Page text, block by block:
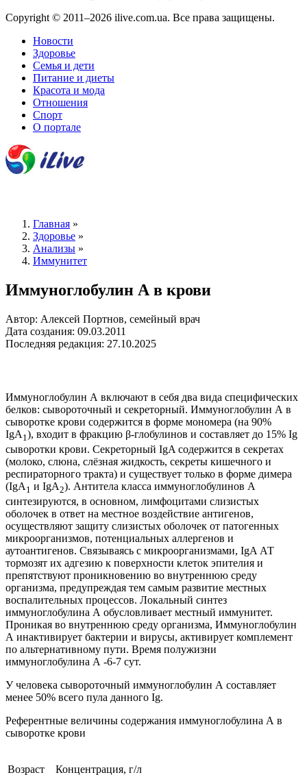
Copyright © 2011–2026 ilive.com.ua. Все права защищены.
Новости
Здоровье
Семья и дети
Питание и диеты
Красота и мода
Отношения
Спорт
О портале
Главная »
Здоровье »
Анализы »
Иммунитет
Иммуноглобулин А в крови
Автор: Алексей Портнов, семейный врач
Дата создания: 09.03.2011
Последняя редакция: 27.10.2025
Иммуноглобулин А включают в себя два вида специфических
белков: сывороточный и секреторный. Иммуноглобулин А в
сыворотке крови содержится в форме мономера (на 90%
IgA 1), входит в фракцию β-глобулинов и составляет до 15% Ig
сыворотки крови. Секреторный IgA содержится в секретах
(молоко, слюна, слёзная жидкость, секреты кишечного и
респираторного тракта) и существует только в форме димера
(IgA 1 и IgA2). Антитела класса иммуноглобулинов А
синтезируются, в основном, лимфоцитами слизистых
оболочек в ответ на местное воздействие антигенов,
осуществляют защиту слизистых оболочек от патогенных
микроорганизмов, потенциальных аллергенов и
аутоантигенов. Связываясь с микроорганизмами, IgA АТ
тормозят их адгезию к поверхности клеток эпителия и
препятствуют проникновению во внутреннюю среду
организма, предупреждая тем самым развитие местных
воспалительных процессов. Локальный синтез
иммуноглобулина А обусловливает местный иммунитет.
Проникая во внутреннюю среду организма, Иммуноглобулин
А инактивирует бактерии и вирусы, активирует комплемент
по альтернативному пути. Время полужизни
иммуноглобулина А -6-7 сут.
У человека сывороточный иммуноглобулин А составляет
менее 50% всего пула данного Ig.
Референтные величины содержания иммуноглобулина А в
сыворотке крови
Возраст Концентрация, г/л